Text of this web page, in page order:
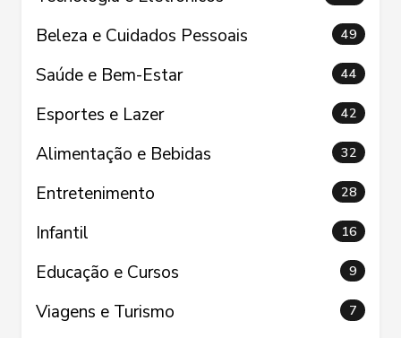
Beleza e Cuidados Pessoais 49
Saúde e Bem-Estar 44
Esportes e Lazer 42
Alimentação e Bebidas 32
Entretenimento 28
Infantil 16
Educação e Cursos 9
Viagens e Turismo 7